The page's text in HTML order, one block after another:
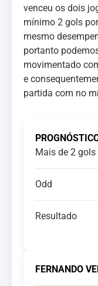
venceu os dois
mínimo 2 gols
mesmo
portanto
movimentado
e
partida com no
Mais de 2 gols
Odd
Resultado
FERNANDO